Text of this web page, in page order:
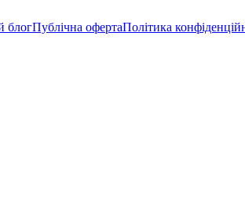
блогПублічна офертаПолітика